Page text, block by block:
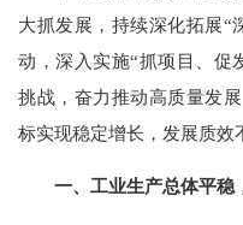
大抓发展，持续深化拓展“
动，深入实施“抓项目、促
挑战，奋力推动高质量发
标实现稳定增长，发展质效
一、工业生产总体平稳